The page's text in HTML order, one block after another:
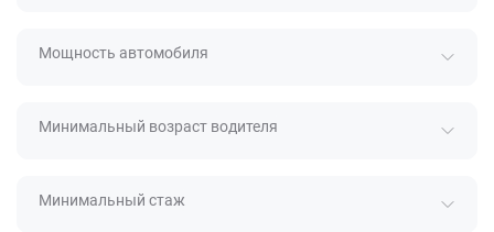
Мощность автомобиля
Минимальный возраст водителя
Минимальный стаж